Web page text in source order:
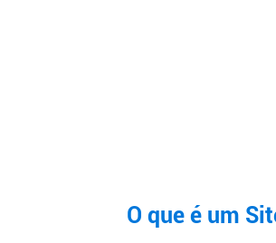
O que é um